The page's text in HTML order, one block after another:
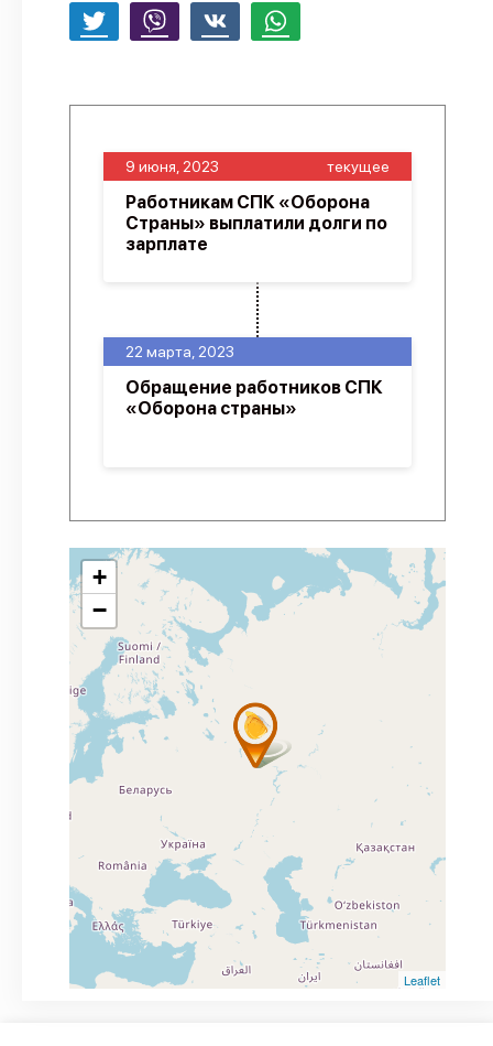
22 марта, 2023
Обращение работников СПК
«Оборона страны»
9 июня, 2023 текущее
Работникам СПК «Оборона
Страны» выплатили долги по
зарплате
+
−
Leaflet